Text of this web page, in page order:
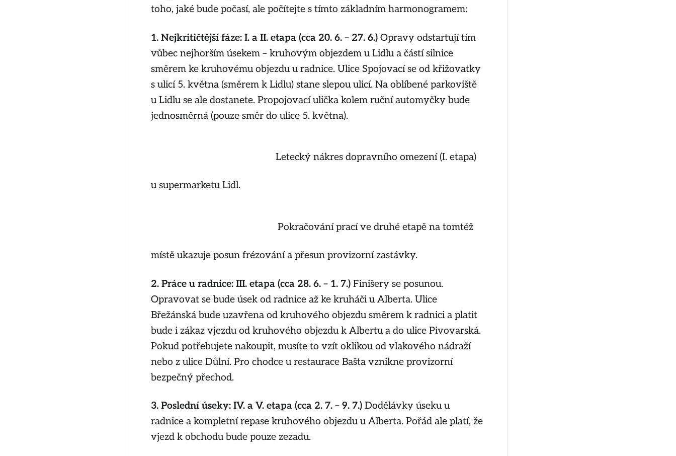
toho, jaké bude počasí, ale počítejte s tímto základním harmonogramem:
1. Nejkritičtější fáze: I. a II. etapa (cca 20. 6. – 27. 6.) Opravy odstartují tím
vůbec nejhorším úsekem – kruhovým objezdem u Lidlu a částí silnice
směrem ke kruhovému objezdu u radnice. Ulice Spojovací se od křižovatky
s ulicí 5. května (směrem k Lidlu) stane slepou ulicí. Na oblíbené parkoviště
u Lidlu se ale dostanete. Propojovací ulička kolem ruční automyčky bude
jednosměrná (pouze směr do ulice 5. května).
Letecký nákres dopravního omezení (I. etapa)
u supermarketu Lidl.
Pokračování prací ve druhé etapě na tomtéž
místě ukazuje posun frézování a přesun provizorní zastávky.
2. Práce u radnice: III. etapa (cca 28. 6. – 1. 7.) Finišery se posunou.
Opravovat se bude úsek od radnice až ke kruháči u Alberta. Ulice
Břežánská bude uzavřena od kruhového objezdu směrem k radnici a platit
bude i zákaz vjezdu od kruhového objezdu k Albertu a do ulice Pivovarská.
Pokud potřebujete nakoupit, musíte to vzít oklikou od vlakového nádraží
nebo z ulice Důlní. Pro chodce u restaurace Bašta vznikne provizorní
bezpečný přechod.
3. Poslední úseky: IV. a V. etapa (cca 2. 7. – 9. 7.) Dodělávky úseku u
radnice a kompletní repase kruhového objezdu u Alberta. Pořád ale platí, že
vjezd k obchodu bude pouze zezadu.